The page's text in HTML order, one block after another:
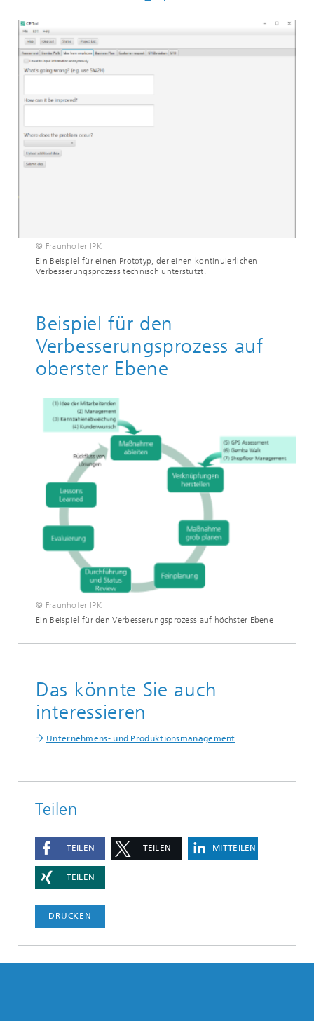
© Fraunhofer IPK
Ein Beispiel für einen Prototyp, der einen kontinuierlichen
Verbesserungsprozess technisch unterstützt.
Beispiel für den
Verbesserungsprozess auf
oberster Ebene
© Fraunhofer IPK
Ein Beispiel für den Verbesserungsprozess auf höchster Ebene
Das könnte Sie auch
interessieren
Unternehmens- und Produktionsmanagement
Teilen
TEILEN TEILEN MITTEILEN
TEILEN
DRUCKEN